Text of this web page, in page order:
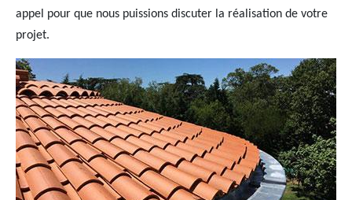
appel pour que nous puissions discuter la réalisation de votre
projet.